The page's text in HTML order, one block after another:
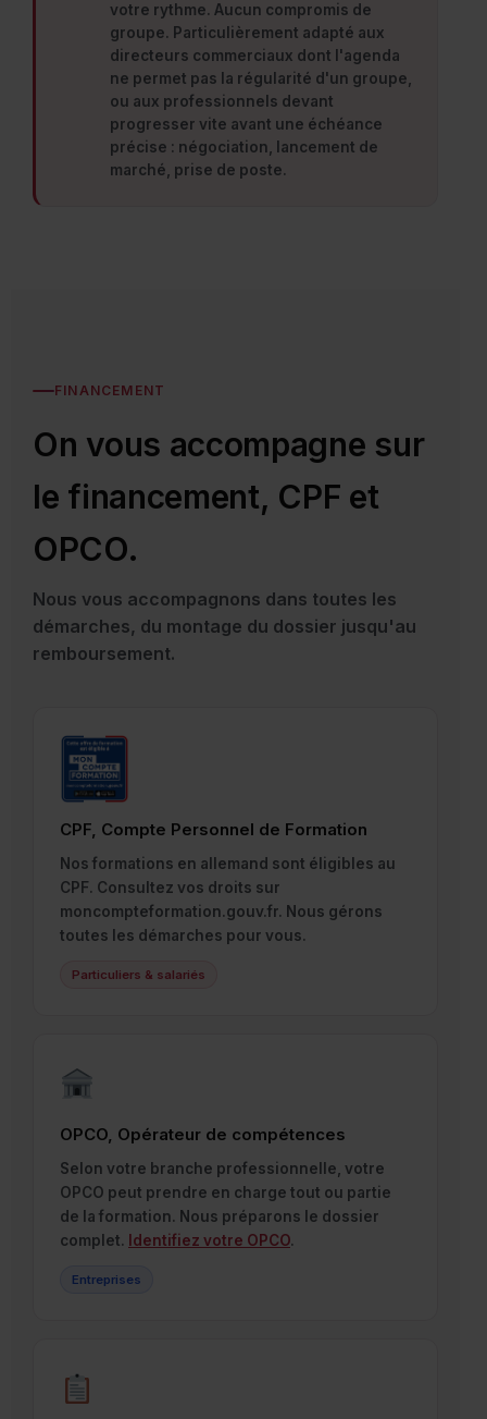
votre rythme. Aucun compromis de
groupe. Particulièrement adapté aux
directeurs commerciaux dont l'agenda
ne permet pas la régularité d'un groupe,
ou aux professionnels devant
progresser vite avant une échéance
précise : négociation, lancement de
marché, prise de poste.
FINANCEMENT
On vous accompagne sur
le financement, CPF et
OPCO.
Nous vous accompagnons dans toutes les
démarches, du montage du dossier jusqu'au
remboursement.
CPF, Compte Personnel de Formation
Nos formations en allemand sont éligibles au
CPF. Consultez vos droits sur
moncompteformation.gouv.fr. Nous gérons
toutes les démarches pour vous.
Particuliers & salariés
OPCO, Opérateur de compétences
Selon votre branche professionnelle, votre
OPCO peut prendre en charge tout ou partie
de la formation. Nous préparons le dossier
complet. Identifiez votre OPCO.
Entreprises